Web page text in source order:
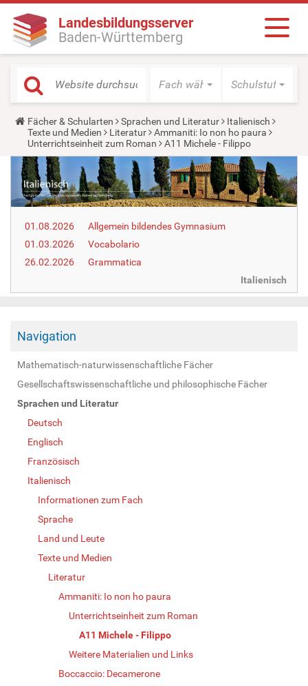
Landesbildungsserver
Baden-Württemberg
Fach wählen Schulstufe
Y
o
u
a
r
e
h
e
r
:
Fächer & Schularten Sprachen und Literatur
Italienisch
Texte und Medien
Literatur
Ammaniti: Io non ho paura
Unterrichtseinheit zum Roman
A11 Michele - Filippo
01.08.2026
Allgemein bildendes Gymnasium
01.03.2026
Vocabolario
26.02.2026
Grammatica
Italienisch
Navigation
Mathematisch-naturwissenschaftliche Fächer
Gesellschaftswissenschaftliche und philosophische Fächer
Sprachen und Literatur
Deutsch
Englisch
Französisch
Italienisch
Informationen zum Fach
Sprache
Land und Leute
Texte und Medien
Literatur
Ammaniti: Io non ho paura
Unterrichtseinheit zum Roman
A11 Michele - Filippo
Weitere Materialien und Links
Boccaccio: Decamerone